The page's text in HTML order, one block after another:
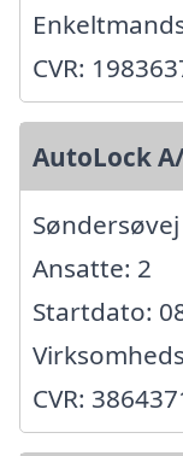
CVR:
AutoLock
Ansatte: 2
Startdato:
CVR: